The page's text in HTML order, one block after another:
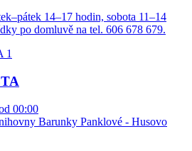
14–17 hodin, sobota 11–14
po domluvě na tel. 606 678 679.
00:00
Barunky Panklové - Husovo